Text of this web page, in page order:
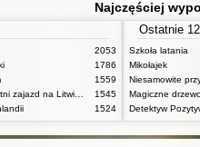
Najczęściej
2053
1786
1559
Pan Tadeusz czyli ostatni zajazd na Litwie: historia szlachecka z roku 1811 i 1812 we dwunastu księgach wie rszem
1545
1524
Ostatnie
Szkoła latania
Mikołajek
Magiczne
Detektyw